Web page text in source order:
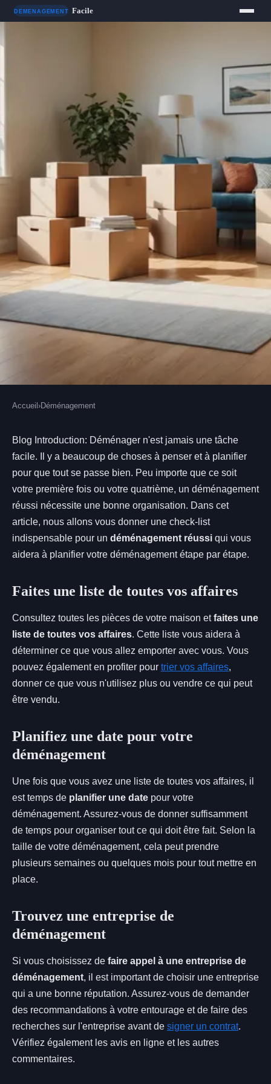
Quelle est la check-list
indispensable pour un
déménagement réussi ?
Rennes•15 janvier 2022•2 min de lecture
Accueil ›Déménagement
Blog Introduction: Déménager n'est jamais une tâche
facile. Il y a beaucoup de choses à penser et à planifier
pour que tout se passe bien. Peu importe que ce soit
votre première fois ou votre quatrième, un déménagement
réussi nécessite une bonne organisation. Dans cet
article, nous allons vous donner une check-list
indispensable pour un déménagement réussi qui vous
aidera à planifier votre déménagement étape par étape.
Faites une liste de toutes vos affaires
Consultez toutes les pièces de votre maison etfaites une
liste de toutes vos affaires. Cette liste vous aidera à
déterminer ce que vous allez emporter avec vous. Vous
pouvez également en profiter pour trier vos affaires,
donner ce que vous n'utilisez plus ou vendre ce qui peut
être vendu.
Planifiez une date pour votre
déménagement
Une fois que vous avez une liste de toutes vos affaires, il
est temps de planifier une date pour votre
déménagement. Assurez-vous de donner suffisamment
de temps pour organiser tout ce qui doit être fait. Selon la
taille de votre déménagement, cela peut prendre
plusieurs semaines ou quelques mois pour tout mettre en
place.
Trouvez une entreprise de
déménagement
Si vous choisissez de faire appel à une entreprise de
déménagement, il est important de choisir une entreprise
qui a une bonne réputation. Assurez-vous de demander
des recommandations à votre entourage et de faire des
recherches sur l'entreprise avant de signer un contrat.
Vérifiez également les avis en ligne et les autres
commentaires.